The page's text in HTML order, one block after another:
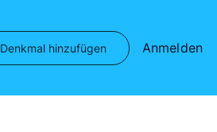
Denkmal hinzufügen Anmelden